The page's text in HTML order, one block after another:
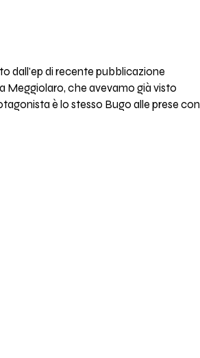
dall'ep di recente pubblicazione
Meggiolaro, che avevamo già visto
è lo stesso Bugo alle prese con